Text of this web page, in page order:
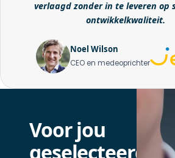
verlaagd zonder in te leveren op
ontwikkelkwaliteit.
Noel Wilson
CEO en medeoprichter
Voor jou
geselecteerd